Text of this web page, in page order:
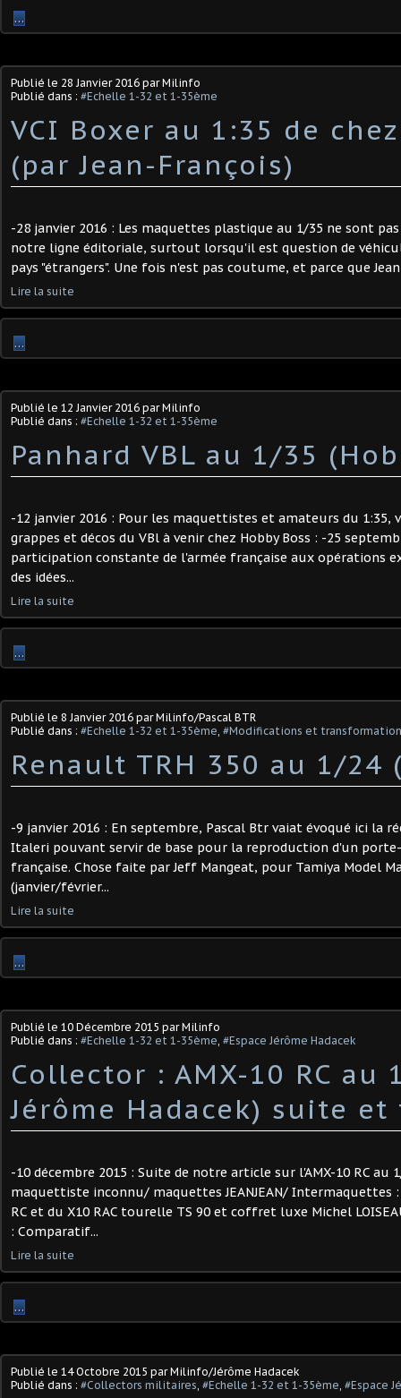
…
Publié le 28 Janvier 2016 par Milinfo
Publié dans : #Echelle 1-32 et 1-35ème
VCI Boxer au 1:35 de
(par Jean-François)
-28 janvier 2016 : Les maquettes plastique au 1/35 ne sont
notre ligne éditoriale, surtout lorsqu'il est question de
pays "étrangers". Une fois n'est pas coutume, et parce que
Lire la suite
…
Publié le 12 Janvier 2016 par Milinfo
Publié dans : #Echelle 1-32 et 1-35ème
Panhard VBL au 1/35
-12 janvier 2016 : Pour les maquettistes et amateurs du 1:35,
grappes et décos du VBl à venir chez Hobby Boss : -25
participation constante de l'armée française aux opérations
des idées...
Lire la suite
…
Publié le 8 Janvier 2016 par Milinfo/Pascal BTR
Publié dans : #Echelle 1-32 et 1-35ème, #Modifications et
Renault TRH 350 au 1/
-9 janvier 2016 : En septembre, Pascal Btr vaiat évoqué ici la
Italeri pouvant servir de base pour la reproduction d'un porte-
française. Chose faite par Jeff Mangeat, pour Tamiya Model
(janvier/février...
Lire la suite
…
Publié le 10 Décembre 2015 par Milinfo
Publié dans : #Echelle 1-32 et 1-35ème, #Espace Jérôme Hadacek
Collector : AMX-10 RC au
Jérôme Hadacek) suite
-10 décembre 2015 : Suite de notre article sur l'AMX-10 RC au
maquettiste inconnu/ maquettes JEANJEAN/ Intermaquettes :
RC et du X10 RAC tourelle TS 90 et coffret luxe Michel
: Comparatif...
Lire la suite
…
Publié le 14 Octobre 2015 par Milinfo/Jérôme Hadacek
Publié dans : #Collectors militaires, #Echelle 1-32 et 1-35ème, #Espace